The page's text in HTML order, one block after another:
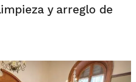
y arreglo de